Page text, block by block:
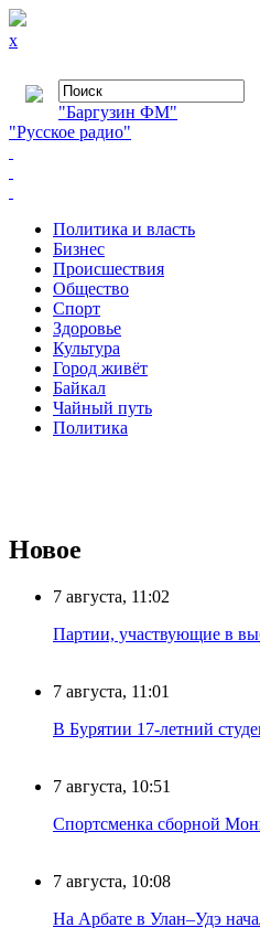
x
"Баргузин ФМ"
"Русское радио"
Политика и власть
Бизнес
Происшествия
Общество
Cпорт
Здоровье
Культура
Город живёт
Байкал
Чайный путь
Политика
Новое
7 августа, 11:02
Партии, участвующие в
7 августа, 11:01
В Бурятии 17-летний
7 августа, 10:51
Спортсменка сборной
7 августа, 10:08
На Арбате в Улан–Удэ